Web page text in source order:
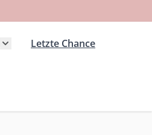
Letzte Chance